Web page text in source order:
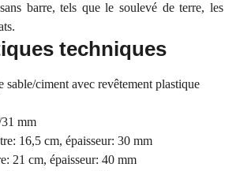
barre, tels que le soulevé de terre, les
techniques
sable/ciment avec revêtement plastique
mm
16,5 cm, épaisseur: 30 mm
21 cm, épaisseur: 40 mm